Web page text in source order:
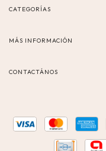
CATEGORÍAS
MÁS INFORMACIÓN
CONTACTÁNOS